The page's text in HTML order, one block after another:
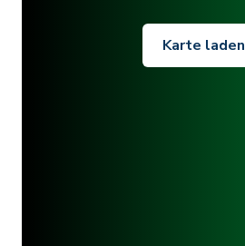
Karte laden